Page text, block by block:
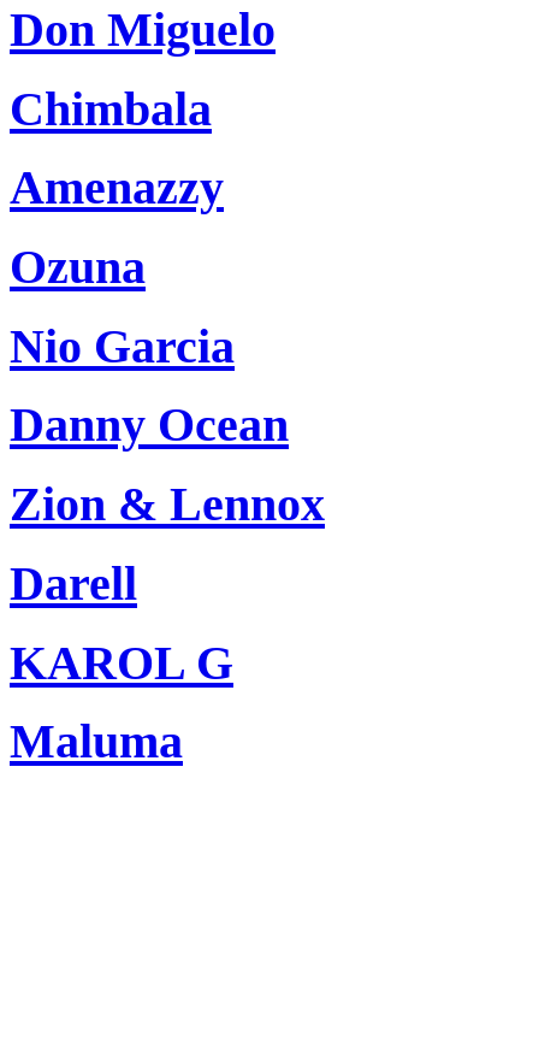
Don Miguelo
Chimbala
Amenazzy
Ozuna
Nio Garcia
Danny Ocean
Zion & Lennox
Darell
KAROL G
Maluma